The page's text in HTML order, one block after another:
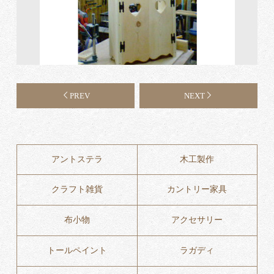
PREV NEXT
アントステラ 木工製作
クラフト雑貨 カントリー家具
布小物 アクセサリー
トールペイント ラガディ